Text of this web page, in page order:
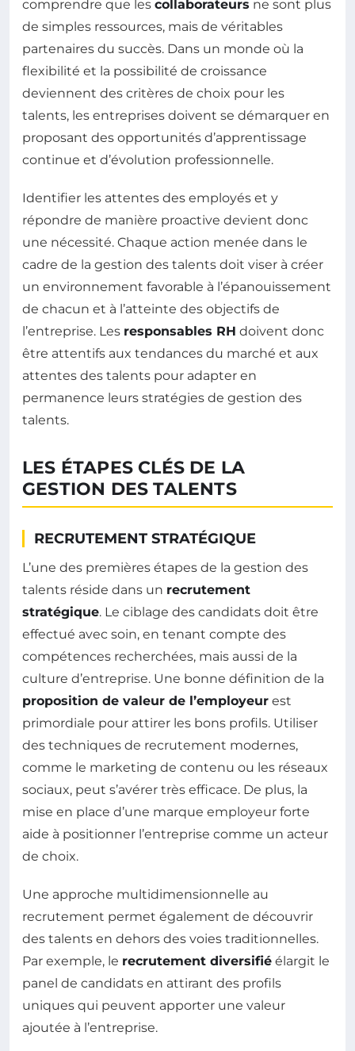
comprendre que les collaborateurs ne sont plus
de simples ressources, mais de véritables
partenaires du succès. Dans un monde où la
flexibilité et la possibilité de croissance
deviennent des critères de choix pour les
talents, les entreprises doivent se démarquer en
proposant des opportunités d’apprentissage
continue et d’évolution professionnelle.
Identifier les attentes des employés et y
répondre de manière proactive devient donc
une nécessité. Chaque action menée dans le
cadre de la gestion des talents doit viser à créer
un environnement favorable à l’épanouissement
de chacun et à l’atteinte des objectifs de
l’entreprise. Les responsables RH doivent donc
être attentifs aux tendances du marché et aux
attentes des talents pour adapter en
permanence leurs stratégies de gestion des
talents.
LES ÉTAPES CLÉS DE LA
GESTION DES TALENTS
RECRUTEMENT STRATÉGIQUE
L’une des premières étapes de la gestion des
talents réside dans un recrutement
stratégique. Le ciblage des candidats doit être
effectué avec soin, en tenant compte des
compétences recherchées, mais aussi de la
culture d’entreprise. Une bonne définition de la
proposition de valeur de l’employeur est
primordiale pour attirer les bons profils. Utiliser
des techniques de recrutement modernes,
comme le marketing de contenu ou les réseaux
sociaux, peut s’avérer très efficace. De plus, la
mise en place d’une marque employeur forte
aide à positionner l’entreprise comme un acteur
de choix.
Une approche multidimensionnelle au
recrutement permet également de découvrir
des talents en dehors des voies traditionnelles.
Par exemple, le recrutement diversifié élargit le
panel de candidats en attirant des profils
uniques qui peuvent apporter une valeur
ajoutée à l’entreprise.